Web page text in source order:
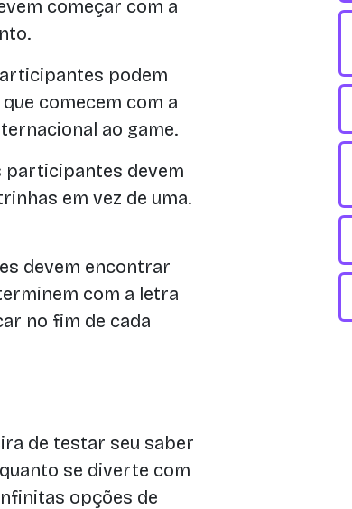
começar com a
podem
comecem com a
ao game.
participantes devem
em vez de uma.
devem encontrar
com a letra
no fim de cada
de testar seu saber
se diverte com
opções de